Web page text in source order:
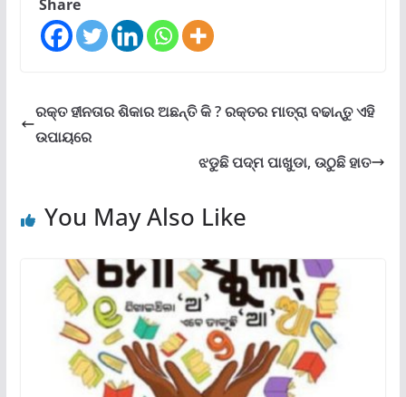
Share
ରକ୍ତ ହୀନତାର ଶିକାର ଅଛନ୍ତି କି ? ରକ୍ତର ମାତ୍ରା ବଢାନ୍ତୁ ଏହି
ଉପାୟରେ
ଝଡୁଛି ପଦ୍ମ ପାଖୁଡା, ଉଠୁଛି ହାତ
You May Also Like